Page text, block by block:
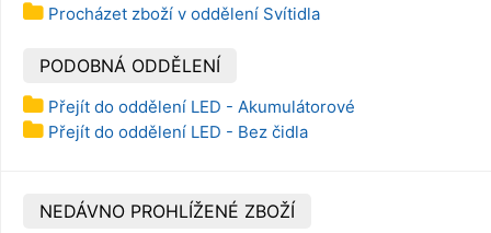
Procházet zboží v oddělení Svítidla
PODOBNÁ ODDĚLENÍ
Přejít do oddělení LED - Akumulátorové
Přejít do oddělení LED - Bez čidla
NEDÁVNO PROHLÍŽENÉ ZBOŽÍ